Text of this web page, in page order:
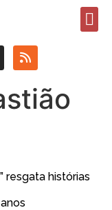
resgata histórias